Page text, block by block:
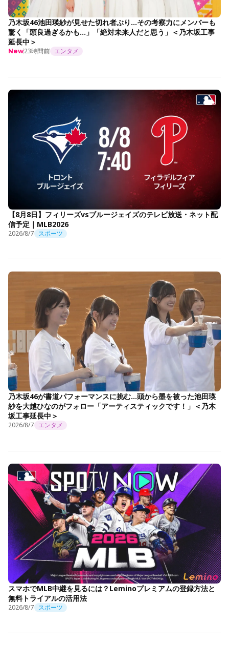
乃木坂46池田瑛紗が見せた切れ者ぶり…その考察力にメンバーも
驚く「頭良過ぎるかも…」「絶対未来人だと思う」＜乃木坂工事
延長中＞
New23時間前 エンタメ
【8月8日】フィリーズvsブルージェイズのテレビ放送・ネット配
信予定｜MLB2026
2026/8/7 スポーツ
乃木坂46が書道パフォーマンスに挑む…頭から墨を被った池田瑛
紗を大越ひなのがフォロー「アーティスティックです！」＜乃木
坂工事延長中＞
2026/8/7 エンタメ
スマホでMLB中継を見るには？Leminoプレミアムの登録方法と
無料トライアルの活用法
2026/8/7 スポーツ